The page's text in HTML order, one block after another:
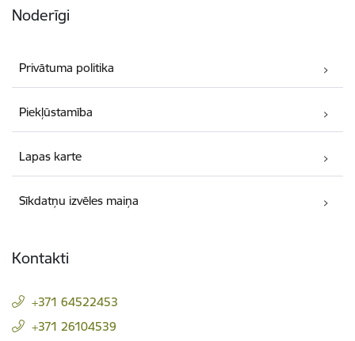
Noderīgi
Privātuma politika
Piekļūstamība
Lapas karte
Sīkdatņu izvēles maiņa
Kontakti
+371 64522453
+371 26104539